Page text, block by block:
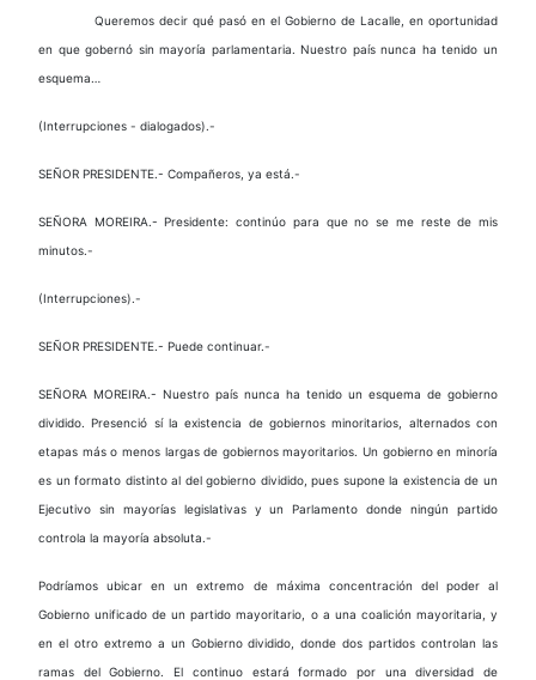
Queremos decir qué pasó en el Gobierno de Lacalle, en oportunidad
en que gobernó sin mayoría parlamentaria. Nuestro país nunca ha tenido un
esquema…
(Interrupciones - dialogados).-
SEÑOR PRESIDENTE.- Compañeros, ya está.-
SEÑORA MOREIRA.- Presidente: continúo para que no se me reste de mis
minutos.-
(Interrupciones).-
SEÑOR PRESIDENTE.- Puede continuar.-
SEÑORA MOREIRA.- Nuestro país nunca ha tenido un esquema de gobierno
dividido. Presenció sí la existencia de gobiernos minoritarios, alternados con
etapas más o menos largas de gobiernos mayoritarios. Un gobierno en minoría
es un formato distinto al del gobierno dividido, pues supone la existencia de un
Ejecutivo sin mayorías legislativas y un Parlamento donde ningún partido
controla la mayoría absoluta.-
Podríamos ubicar en un extremo de máxima concentración del poder al
Gobierno unificado de un partido mayoritario, o a una coalición mayoritaria, y
en el otro extremo a un Gobierno dividido, donde dos partidos controlan las
ramas del Gobierno. El continuo estará formado por una diversidad de